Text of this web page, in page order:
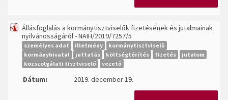
Állásfoglalás a kormánytisztviselők fizetésének és jutalmainak
nyilvánosságáról - NAIH/2019/7257/5
személyes adat illetmény
kormánytisztviselő
kormányhivatal
juttatás költségtérítés fizetés
jutalom
közszolgálati tisztviselő
vezető
Dátum: 2019. december 19.